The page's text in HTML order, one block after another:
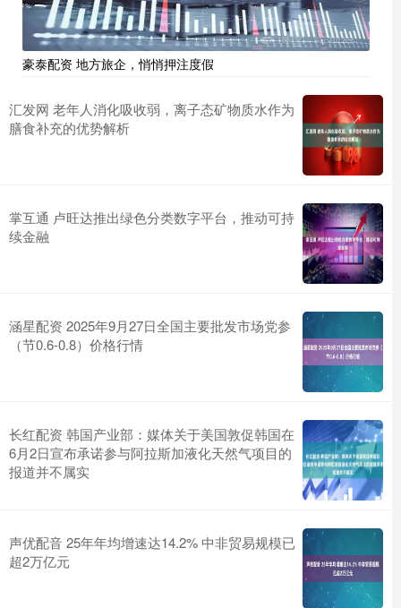
豪泰配资 地方旅企，悄悄押注度假
汇发网 老年人消化吸收弱，离子态矿物质水作为
膳食补充的优势解析
掌互通 卢旺达推出绿色分类数字平台，推动可持
续金融
涵星配资 2025年9月27日全国主要批发市场党参
（节0.6-0.8）价格行情
长红配资 韩国产业部：媒体关于美国敦促韩国在
6月2日宣布承诺参与阿拉斯加液化天然气项目的
报道并不属实
声优配音 25年年均增速达14.2% 中非贸易规模已
超2万亿元